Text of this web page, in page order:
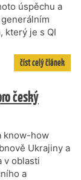
úspěchu a
který je s QI
číst celý článek
český
know-how
Ukrajiny a
v oblasti
a